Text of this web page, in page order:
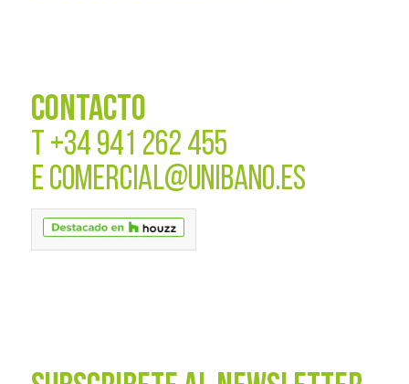
CONTACTO
T +34 941 262 455
E COMERCIAL@UNIBANO.ES